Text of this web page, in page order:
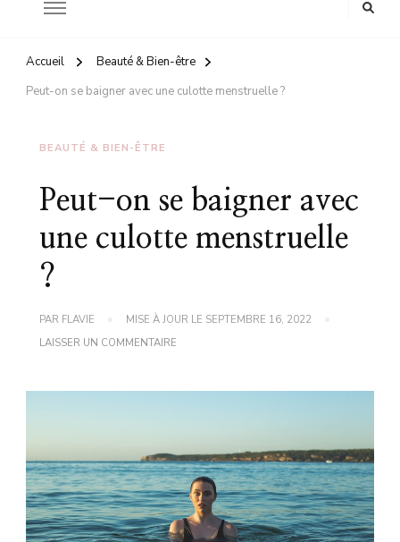
Accueil
Beauté & Bien-être
Peut-on se baigner avec une culotte menstruelle ?
BEAUTÉ & BIEN-ÊTRE
Peut-on se baigner avec
une culotte menstruelle
?
PAR FLAVIE MISE À JOUR LE SEPTEMBRE 16, 2022
LAISSER UN COMMENTAIRE
MENSTRUELLE
?